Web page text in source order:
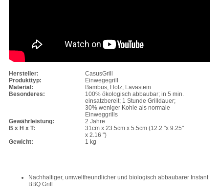
Hersteller:
CasusGrill
Produkttyp:
Einwegegrill
Material:
Bambus, Holz, Lavastein
Besonderes:
100% ökologisch abbaubar; in 5 min.
einsatzbereit; 1 Stunde Grilldauer;
30% weniger Kohle als normale
Einweggrills
Gewährleistung:
2 Jahre
B x H x T:
31cm x 23.5cm x 5.5cm (12.2 "x 9.25"
x 2.16 ")
Gewicht:
1 kg
Nachhaltiger, umweltfreundlicher und biologisch abbaubarer Instant
BBQ Grill